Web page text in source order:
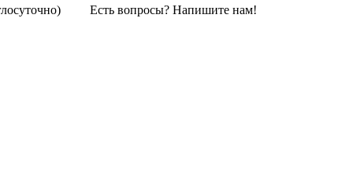
Есть вопросы? Напишите нам!